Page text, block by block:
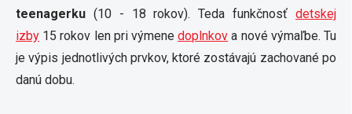
teenagerku (10 - 18 rokov). Teda funkčnosť detskej
izby 15 rokov len pri výmenedoplnkov a nové výmaľbe. Tu
je výpis jednotlivých prvkov, ktoré zostávajú zachované po
danú dobu.